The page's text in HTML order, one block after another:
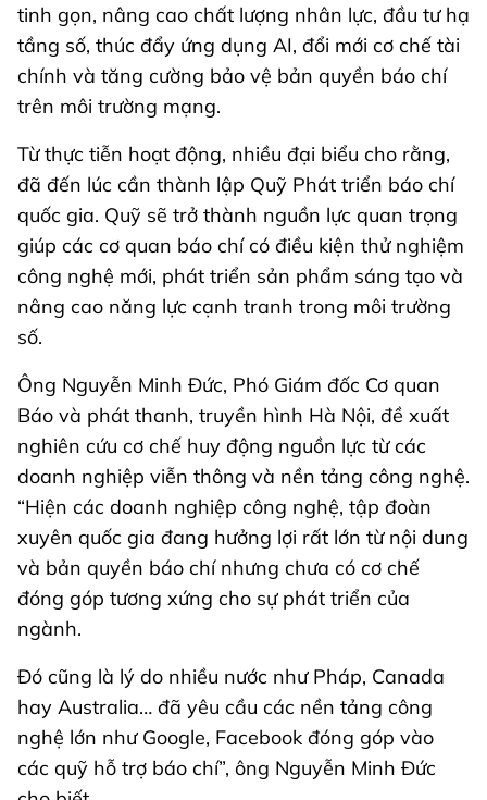
tinh gọn, nâng cao chất lượng nhân lực, đầu tư hạ
tầng số, thúc đẩy ứng dụng AI, đổi mới cơ chế tài
chính và tăng cường bảo vệ bản quyền báo chí
trên môi trường mạng.
Từ thực tiễn hoạt động, nhiều đại biểu cho rằng,
đã đến lúc cần thành lập Quỹ Phát triển báo chí
quốc gia. Quỹ sẽ trở thành nguồn lực quan trọng
giúp các cơ quan báo chí có điều kiện thử nghiệm
công nghệ mới, phát triển sản phẩm sáng tạo và
nâng cao năng lực cạnh tranh trong môi trường
số.
Ông Nguyễn Minh Đức, Phó Giám đốc Cơ quan
Báo và phát thanh, truyền hình Hà Nội, đề xuất
nghiên cứu cơ chế huy động nguồn lực từ các
doanh nghiệp viễn thông và nền tảng công nghệ.
“Hiện các doanh nghiệp công nghệ, tập đoàn
xuyên quốc gia đang hưởng lợi rất lớn từ nội dung
và bản quyền báo chí nhưng chưa có cơ chế
đóng góp tương xứng cho sự phát triển của
ngành.
Đó cũng là lý do nhiều nước như Pháp, Canada
hay Australia… đã yêu cầu các nền tảng công
nghệ lớn như Google, Facebook đóng góp vào
các quỹ hỗ trợ báo chí”, ông Nguyễn Minh Đức